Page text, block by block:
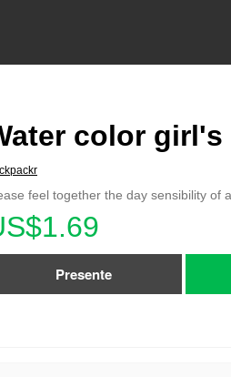
color girl's
feel together the day sensibility of
Presente